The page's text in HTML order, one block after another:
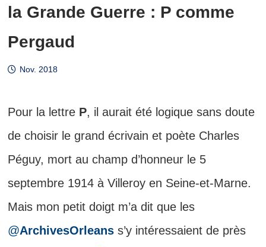
la Grande Guerre : P comme
Pergaud
Nov. 2018
Pour la lettre P, il aurait été logique sans doute
de choisir le grand écrivain et poète Charles
Péguy, mort au champ d’honneur le 5
septembre 1914 à Villeroy en Seine-et-Marne.
Mais mon petit doigt m’a dit que les
@ArchivesOrleanss’y intéressaient de près